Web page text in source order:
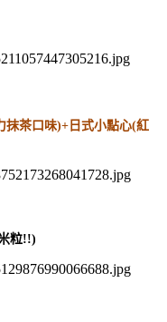
茶口味)+日式小點心(紅
粒!!)